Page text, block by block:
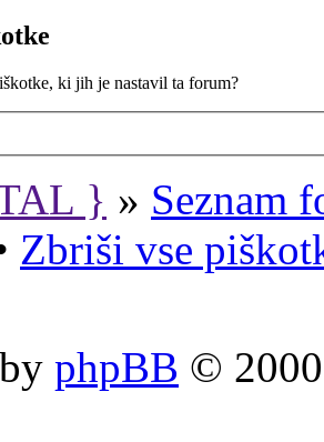
ki jih je nastavil ta forum?
} » Seznam
Zbriši vse
phpBB ©